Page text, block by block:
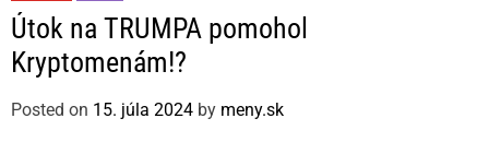
a
t
e
o
Útok na TRUMPA pomohol
Kryptomenám!?
Posted on 15. júla 2024 by meny.sk